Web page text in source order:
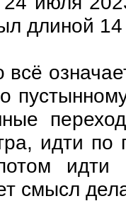
длиной 14
всё
идти
идти
смысл